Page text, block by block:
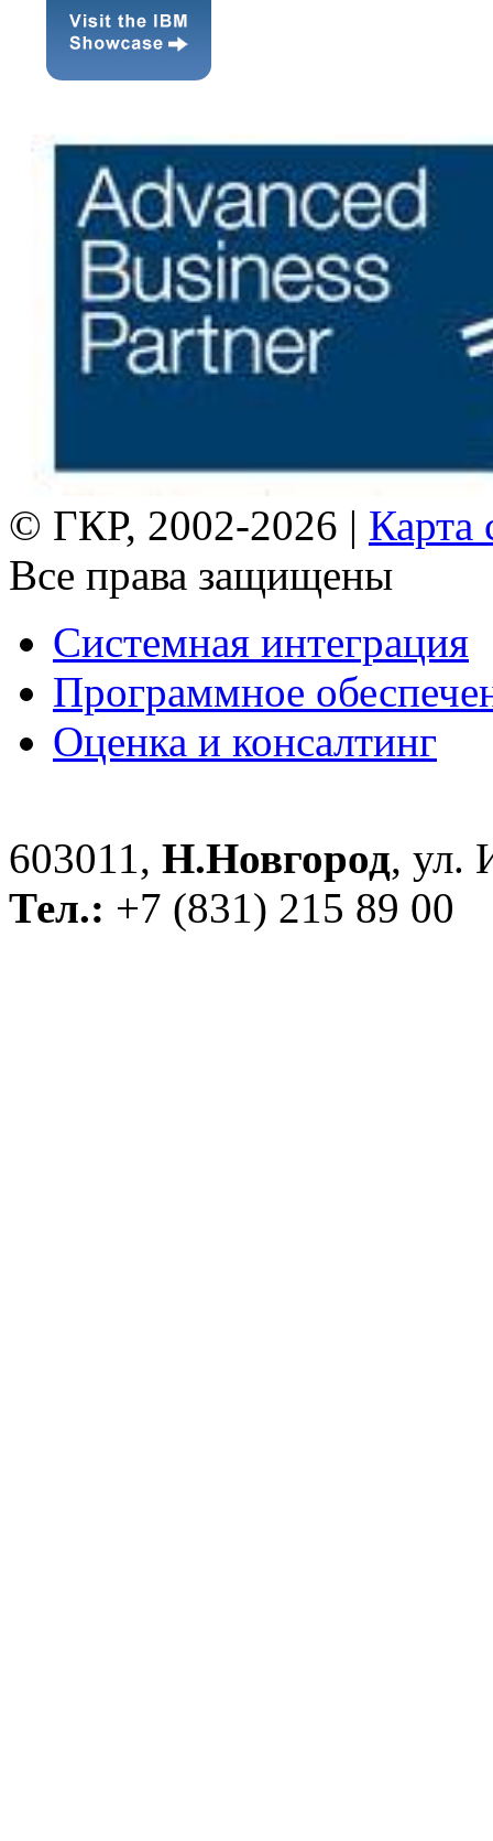
© ГКР, 2002-2026 | Карта
Все права защищены
Системная интеграция
Программное
Оценка и консалтинг
603011, Н.Новгород, ул.
Тел.: +7 (831) 215 89 00